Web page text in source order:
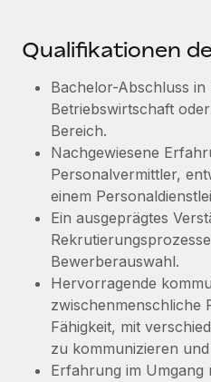
Qualifikationen
Bachelor-Abschluss in
Betriebswirtschaft
Bereich.
Nachgewiesene
Personalvermittler,
einem
Ein ausgeprägtes
Bewerberauswahl.
Hervorragende
zwischenmenschliche
Fähigkeit, mit
zu kommunizieren
Erfahrung im Umgang